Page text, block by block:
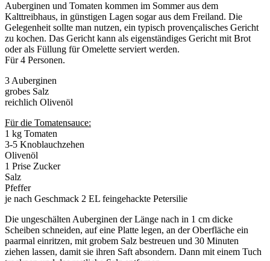
Auberginen und Tomaten kommen im Sommer aus dem
Kalttreibhaus, in günstigen Lagen sogar aus dem Freiland. Die
Gelegenheit sollte man nutzen, ein typisch provençalisches Gericht
zu kochen. Das Gericht kann als eigenständiges Gericht mit Brot
oder als Füllung für Omelette serviert werden.
Für 4 Personen.
3 Auberginen
grobes Salz
reichlich Olivenöl
Für die Tomatensauce:
1 kg Tomaten
3-5 Knoblauchzehen
Olivenöl
1 Prise Zucker
Salz
Pfeffer
je nach Geschmack 2 EL feingehackte Petersilie
Die ungeschälten Auberginen der Länge nach in 1 cm dicke
Scheiben schneiden, auf eine Platte legen, an der Oberfläche ein
paarmal einritzen, mit grobem Salz bestreuen und 30 Minuten
ziehen lassen, damit sie ihren Saft absondern. Dann mit einem Tuch